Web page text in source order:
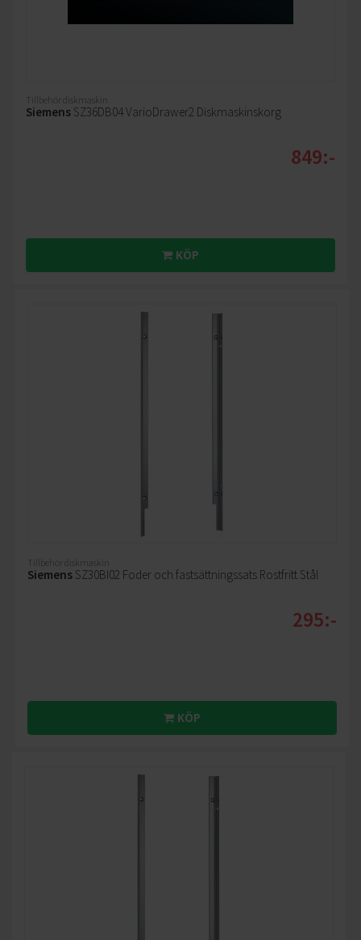
Tillbehör diskmaskin
Siemens SZ36DB04 VarioDrawer2 Diskmaskinskorg
849:-
KÖP
Tillbehör diskmaskin
Siemens SZ30BI02 Foder och fastsättningssats Rostfritt Stål
295:-
KÖP